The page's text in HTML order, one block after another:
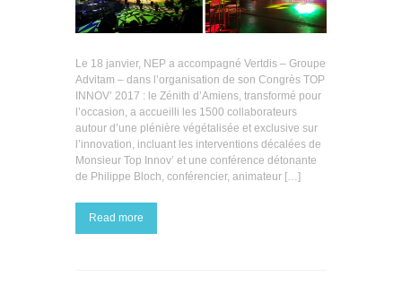
Le 18 janvier, NEP a accompagné Vertdis – Groupe
Advitam – dans l’organisation de son Congrès TOP
INNOV’ 2017 : le Zénith d’Amiens, transformé pour
l’occasion, a accueilli les 1500 collaborateurs
autour d’une plénière végétalisée et exclusive sur
l’innovation, incluant les interventions décalées de
Monsieur Top Innov’ et une conférence détonante
de Philippe Bloch, conférencier, animateur […]
Read more